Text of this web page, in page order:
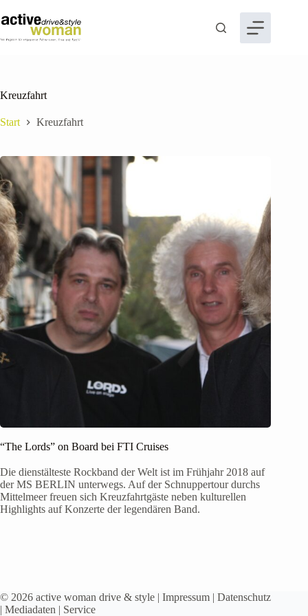
Inhalt
springen
Kreuzfahrt
Start Kreuzfahrt
“The Lords” on Board bei FTI Cruises
Die dienstälteste Rockband der Welt ist im Frühjahr 2018 auf
der MS BERLIN unterwegs. Auf der Schnuppertour durchs
Mittelmeer freuen sich Kreuzfahrtgäste neben kulturellen
Highlights auf Konzerte der legendären Band.
© 2026 active woman drive & style | Impressum | Datenschutz
| Mediadaten | Service